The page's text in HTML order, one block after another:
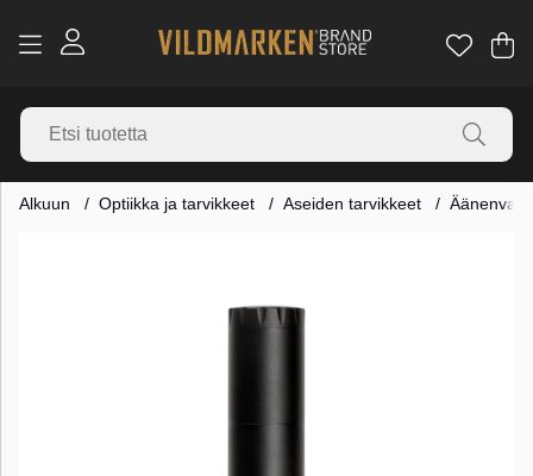
.
Alkuun Optiikka ja tarvikkeet Aseiden tarvikkeet